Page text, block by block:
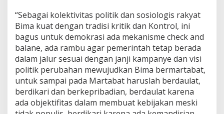
“Sebagai kolektivitas politik dan sosiologis rakyat
Bima kuat dengan tradisi kritik dan Kontrol, ini
bagus untuk demokrasi ada mekanisme check and
balane, ada rambu agar pemerintah tetap berada
dalam jalur sesuai dengan janji kampanye dan visi
politik perubahan mewujudkan Bima bermartabat,
untuk sampai pada Martabat haruslah berdaulat,
berdikari dan berkepribadian, berdaulat karena
ada objektifitas dalam membuat kebijakan meski